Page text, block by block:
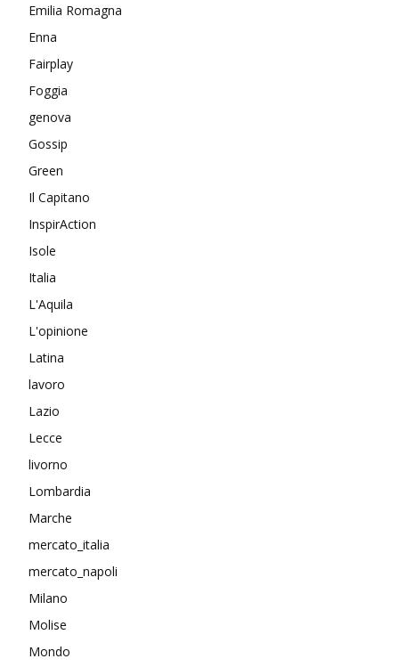
Emilia Romagna
Enna
Fairplay
Foggia
genova
Gossip
Green
Il Capitano
InspirAction
Isole
Italia
L'Aquila
L'opinione
Latina
lavoro
Lazio
Lecce
livorno
Lombardia
Marche
mercato_italia
mercato_napoli
Milano
Molise
Mondo